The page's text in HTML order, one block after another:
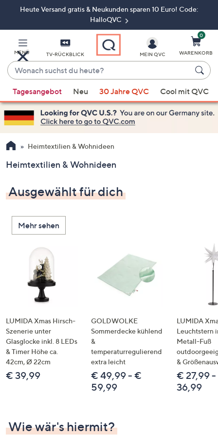
ZumHeute Versand gratis & Neukunden sparen 10 Euro! Code:
HalloQVC
MENÜ TV-RÜCKBLICK
Wonach
suchst
du
heute?
Vorschläge
verfügbar
sind,
verwenden
Sie
Pfeiltasten
oben
und
nach
unten
oder
wischen
Touch-
Geräten
links
bzw.
rechts,
um
diese
anzuzeigen.
MEIN QVC
0
WARENKORB
Tagesangebot Neu 30 Jahre QVC Cool mit QVC
Heimtextilien & Wohnideen
Heimtextilien & Wohnideen
Ausgewählt für dich
Mehr sehen
LUMIDA Xmas Hirsch-
Szenerie unter
Glasglocke inkl. 8 LEDs
& Timer Höhe ca.
42cm, Ø 22cm
€ 39,99
GOLDWOLKE
Sommerdecke kühlend
&
temperaturregulierend
extra leicht
€ 49,99 - €
59,99
LUMIDA
Leuchtstern
Metall-Fuß
&
€ 27,99
36,99
Wie wär's hiermit?